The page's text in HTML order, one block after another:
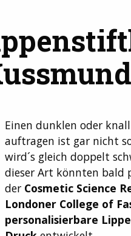
Einen dunklen oder
auftragen ist gar nicht
wird´s gleich doppelt
dieser Art könnten bald
derCosmetic Science
Londoner College of
personalisierbare